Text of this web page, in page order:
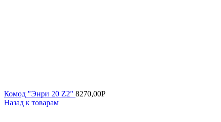
Комод "Энри 20 Z2" 8270,00Р
Назад к товарам